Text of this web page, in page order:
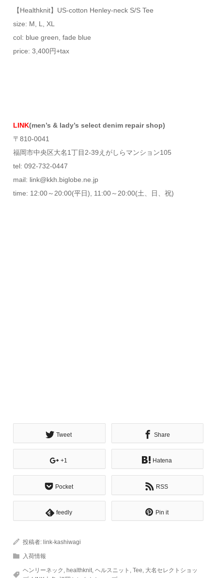
【Healthknit】US-cotton Henley-neck S/S Tee
size: M, L, XL
col: blue green, fade blue
price: 3,400円+tax
LINK(men’s & lady’s select denim repair shop)
〒810-0041
福岡市中央区大名1丁目2-39えがしらマンション105
tel: 092-732-0447
mail: link@kkh.biglobe.ne.jp
time: 12:00～20:00(平日), 11:00～20:00(土、日、祝)
Tweet Share
+1 Hatena
Pocket RSS
feedly Pin it
投稿者:link-kashiwagi
入荷情報
ヘンリーネック ,healthknit ,ヘルスニット ,Tee 大名セレクトショッ